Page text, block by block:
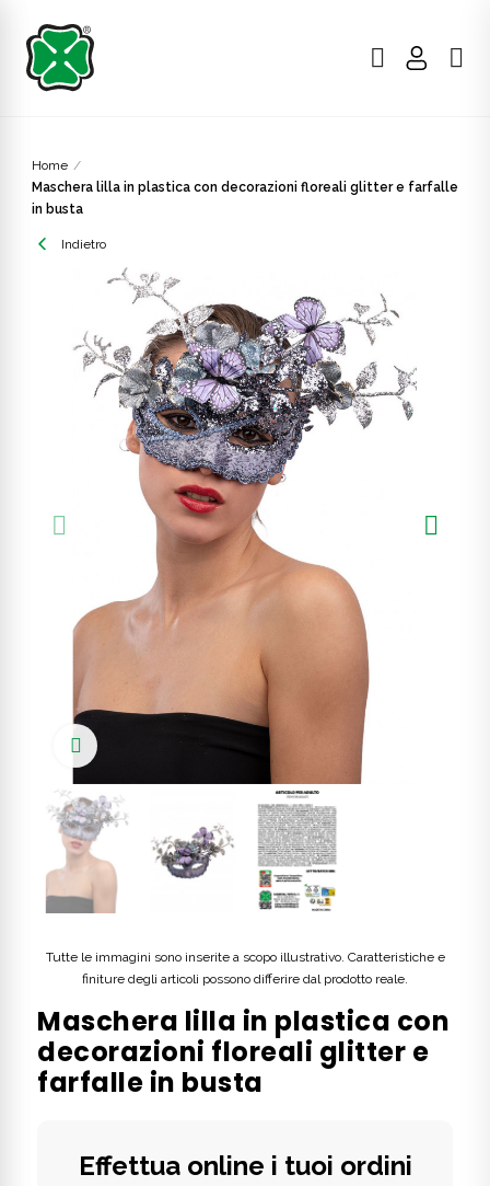
Home
Maschera lilla in plastica con decorazioni floreali glitter e farfalle
in busta
Indietro
Click to enlarge
Tutte le immagini sono inserite a scopo illustrativo. Caratteristiche e
finiture degli articoli possono differire dal prodotto reale.
Maschera lilla in plastica con
decorazioni floreali glitter e
farfalle in busta
Effettua online i tuoi ordini